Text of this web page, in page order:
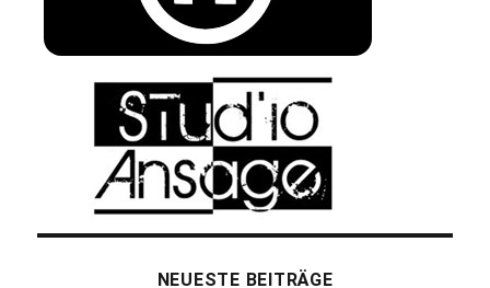
NEUESTE BEITRÄGE